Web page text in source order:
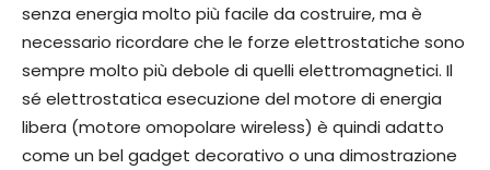
senza energia molto più facile da costruire, ma è
necessario ricordare che le forze elettrostatiche sono
sempre molto più debole di quelli elettromagnetici. Il
sé elettrostatica esecuzione del motore di energia
libera (motore omopolare wireless) è quindi adatto
come un bel gadget decorativo o una dimostrazione